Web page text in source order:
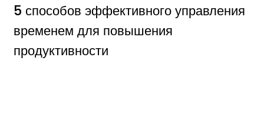
5 способов эффективного управления
временем для повышения
продуктивности